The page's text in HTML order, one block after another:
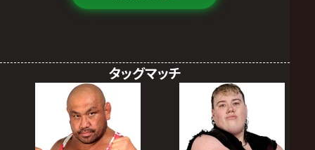
タッグマッチ